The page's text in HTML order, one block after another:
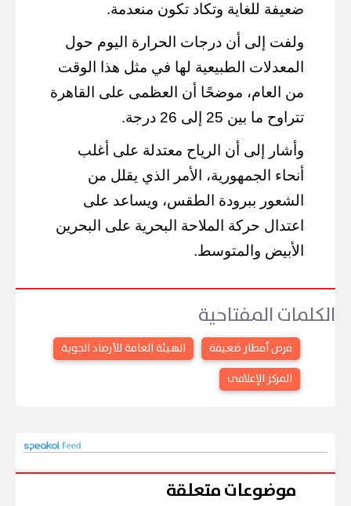
ضعيفة للغاية وتكاد تكون منعدمة.
ولفت إلى أن درجات الحرارة اليوم حول
المعدلات الطبيعية لها في مثل هذا الوقت
من العام، موضحًا أن العظمى على القاهرة
تتراوح ما بين 25 إلى 26 درجة.
وأشار إلى أن الرياح معتدلة على أغلب
أنحاء الجمهورية، الأمر الذي يقلل من
الشعور ببرودة الطقس، ويساعد على
اعتدال حركة الملاحة البحرية على البحرين
الأبيض والمتوسط.
الكلمات المفتاحية
فرص أمطار ضعيفة
الهيئة العامة للأرصاد الجوية
المركز الإعلامى
موضوعات متعلقة